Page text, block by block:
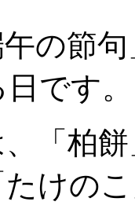
の節
です。
「柏
けの